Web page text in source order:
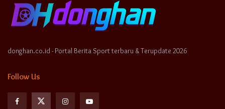
donghan.co.id - Portal Berita Sport terbaru & Terupdate 2026
Follow Us